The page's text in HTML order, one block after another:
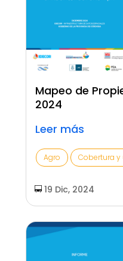
Mapeo de
2024
Leer más
Agro Cobertura y
19 Dic, 2024